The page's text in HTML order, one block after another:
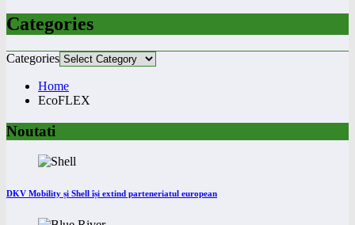
Categories
Categories
Home
EcoFLEX
Noutati
DKV Mobility și Shell își extind parteneriatul european